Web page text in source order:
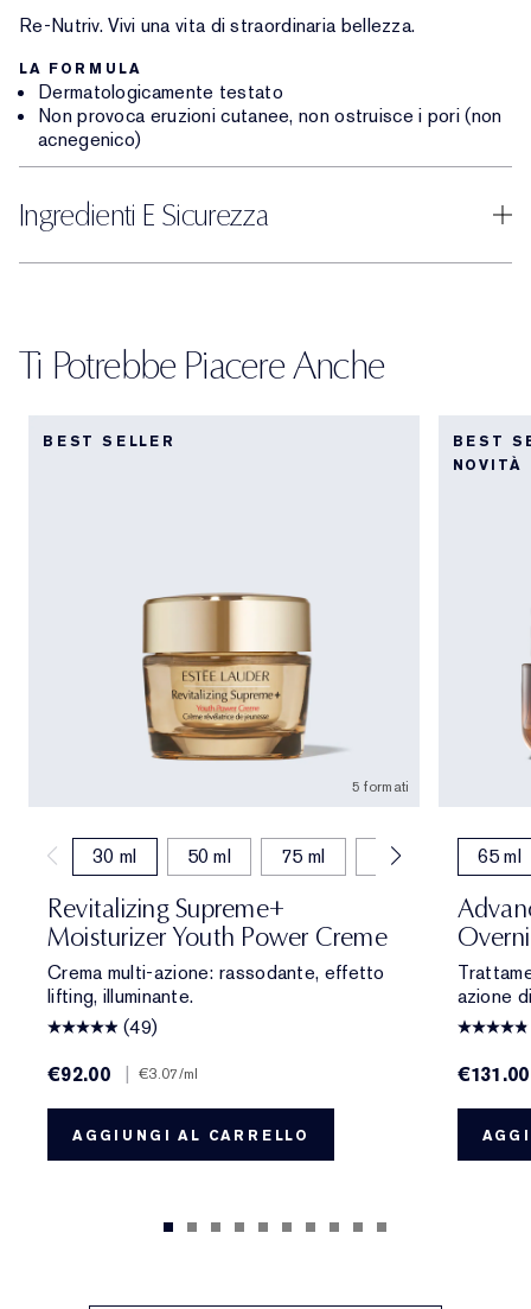
Re-Nutriv. Vivi una vita di straordinaria bellezza.
LA FORMULA
Dermatologicamente testato
Non provoca eruzioni cutanee, non ostruisce i pori (non
acnegenico)
Ingredienti E Sicurezza
Ti Potrebbe Piacere Anche
BEST SELLER
5 formati
30 ml 50 ml 75 ml 15 ml 50 ml
Revitalizing Supreme+
Moisturizer Youth Power Creme
Crema multi-azione: rassodante, effetto
lifting, illuminante.
(49)
€92.00
| €3.07/ml
AGGIUNGI AL CARRELLO
BEST
NOVITÀ
65 ml
azione
€131.00